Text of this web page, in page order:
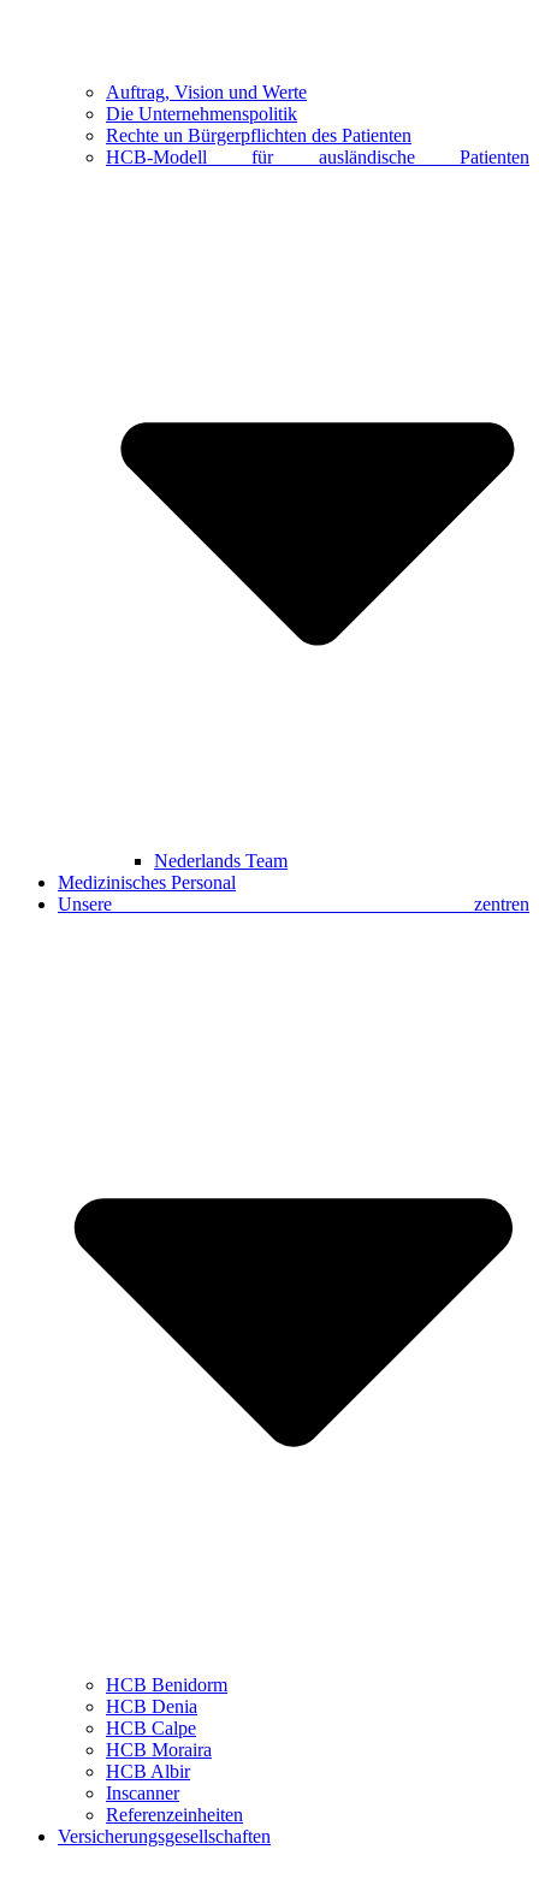
Auftrag, Vision und Werte
Die Unternehmenspolitik
Rechte un Bürgerpflichten des Patienten
HCB-Modell für ausländische Patienten
Nederlands Team
Medizinisches Personal
Unsere zentren
HCB Benidorm
HCB Denia
HCB Calpe
HCB Moraira
HCB Albir
Inscanner
Referenzeinheiten
Versicherungsgesellschaften